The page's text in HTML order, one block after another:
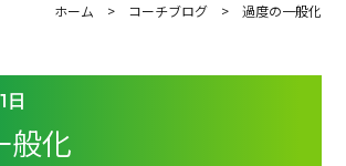
ホーム > コーチブログ> 過度の一般化
日
般化